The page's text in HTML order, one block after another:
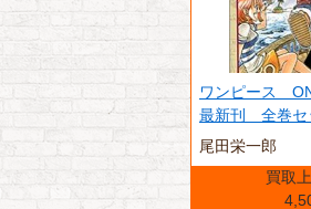
ワンピース
最新刊 全巻セ
尾田栄一郎
買取